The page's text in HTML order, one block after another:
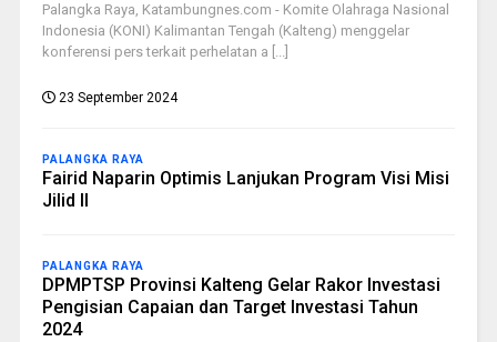
Palangka Raya, Katambungnes.com - Komite Olahraga Nasional
Indonesia (KONI) Kalimantan Tengah (Kalteng) menggelar
konferensi pers terkait perhelatan a [...]
23 September 2024
PALANGKA RAYA
Fairid Naparin Optimis Lanjukan Program Visi Misi
Jilid II
PALANGKA RAYA
DPMPTSP Provinsi Kalteng Gelar Rakor Investasi
Pengisian Capaian dan Target Investasi Tahun
2024